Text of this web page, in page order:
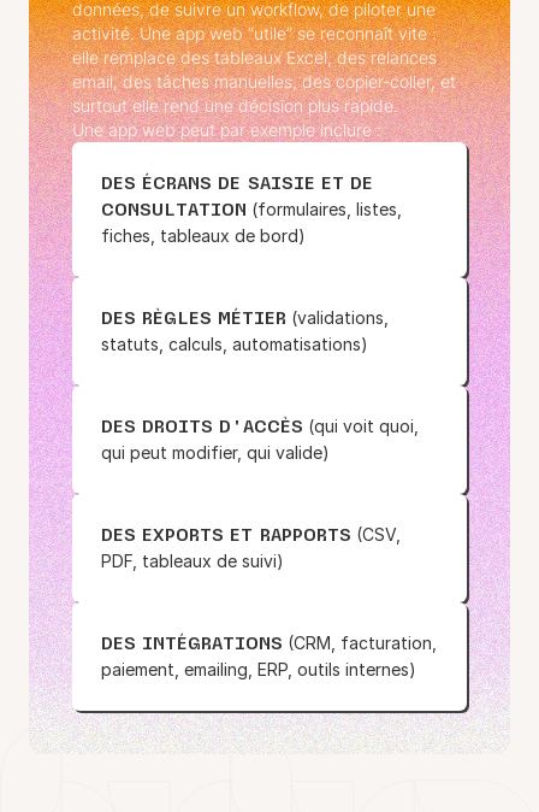
données, de suivre un workflow, de piloter une
activité. Une app web “utile” se reconnaît vite :
elle remplace des tableaux Excel, des relances
email, des tâches manuelles, des copier-coller, et
surtout elle rend une décision plus rapide.
Une app web peut par exemple inclure :
DES ÉCRANS DE SAISIE ET DE
CONSULTATION (formulaires, listes,
fiches, tableaux de bord)
DES RÈGLES MÉTIER (validations,
statuts, calculs, automatisations)
DES DROITS D'ACCÈS (qui voit quoi,
qui peut modifier, qui valide)
DES EXPORTS ET RAPPORTS (CSV,
PDF, tableaux de suivi)
DES INTÉGRATIONS (CRM, facturation,
paiement, emailing, ERP, outils internes)